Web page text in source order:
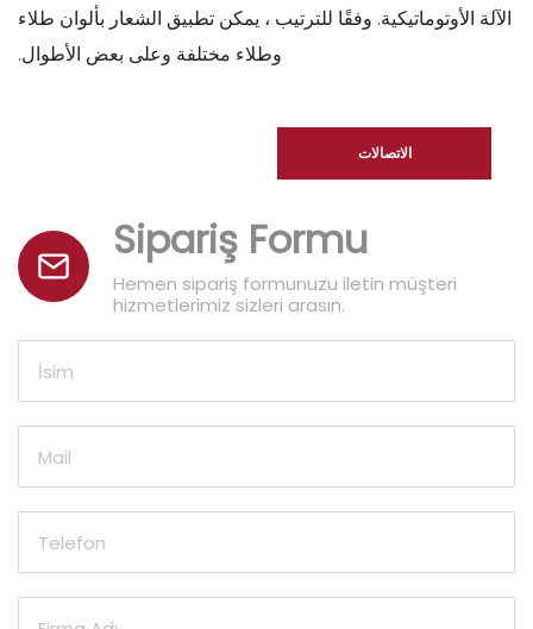
الآلة الأوتوماتيكية. وفقًا للترتيب ، يمكن تطبيق الشعار بألوان طلاء
وطلاء مختلفة وعلى بعض الأطوال.
الاتصالات
Sipariş Formu
Hemen sipariş formunuzu iletin müşteri
hizmetlerimiz sizleri arasın.